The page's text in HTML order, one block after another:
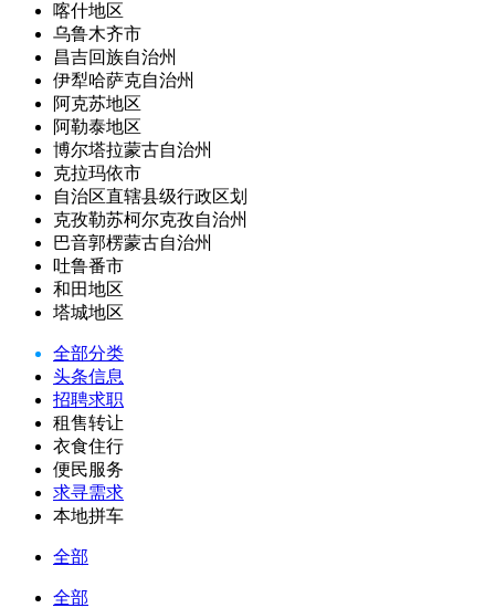
喀什地区
乌鲁木齐市
昌吉回族自治州
伊犁哈萨克自治州
阿克苏地区
阿勒泰地区
博尔塔拉蒙古自治州
克拉玛依市
自治区直辖县级行政区划
克孜勒苏柯尔克孜自治州
巴音郭楞蒙古自治州
吐鲁番市
和田地区
塔城地区
全部分类
头条信息
招聘求职
租售转让
衣食住行
便民服务
求寻需求
本地拼车
全部
全部